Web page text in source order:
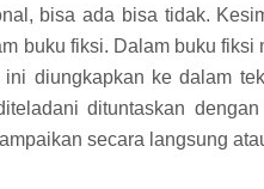
bisa ada bisa tidak.
buku fiksi. Dalam buku
diungkapkan ke dalam
dituntaskan
secara langsung